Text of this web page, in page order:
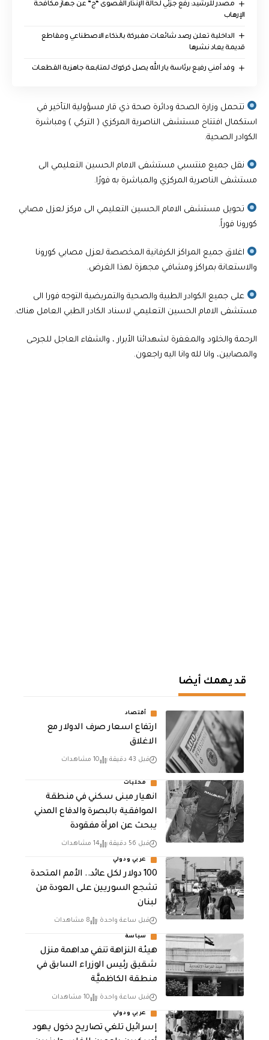
مصدر للرشيد: رفع جزئي لحالة الإنذار القصوى “ج” عن جهاز مكافحة
الإرهاب
الداخلية تعلن رصد شائعات مفبركة بالذكاء الاصطناعي ومقاطع
قديمة يعاد نشرها
وفد أمني رفيع برئاسة يار الله يصل كركوك لمتابعة جاهزية القطعات
تتحمل وزارة الصحة ودائرة صحة ذي قار مسؤولية التأخير في
استكمال افتتاح مستشفى الناصرية المركزي ( التركي ) ومباشرة
الكوادر الصحية.
نقل جميع منتسبي مستشفى الامام الحسين التعليمي الى
مستشفى الناصرية المركزي والمباشرة به فورًا.
تحويل مستشفى الامام الحسين التعليمي الى مركز لعزل مصابي
كورونا فوراً.
اغلاق جميع المراكز الكرفانية المخصصة لعزل مصابي كورونا
والاستعانة بمراكز ومشافي مجهزة لهذا الغرض.
على جميع الكوادر الطبية والصحية والتمريضية التوجه فورا الى
مستشفى الامام الحسين التعليمي لاسناد الكادر الطبي العامل هناك.
الرحمة والخلود والمغفرة لشهدائنا الأبرار ، والشفاء العاجل للجرحى
والمصابين، وانا لله وانا اليه راجعون.
قد يهمك أيضا
أقتصاد
ارتفاع اسعار صرف الدولار مع
الاغلاق
قبل 43 دقيقة 10 مشاهدات
محليات
انهيار مبنى سكني في منطقة
الموافقية بالبصرة والدفاع المدني
يبحث عن امرأة مفقودة
قبل 56 دقيقة 14 مشاهدات
عربي ودولي
100 دولار لكل عائد.. الأمم المتحدة
تشجع السوريين على العودة من
لبنان
قبل ساعة واحدة 8 مشاهدات
سياسة
هيئة النزاهة تنفي مداهمة منزل
شقيق رئيس الوزراء السابق في
منطقة الكاظميَّة
قبل ساعة واحدة 10 مشاهدات
عربي ودولي
إسرائيل تلغي تصاريح دخول يهود